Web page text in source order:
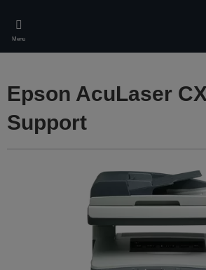
main
content
Menu
Epson AcuLaser
Support